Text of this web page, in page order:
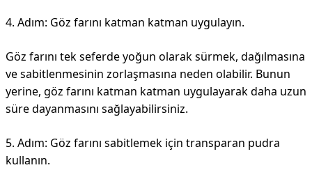
4. Adım: Göz farını katman katman uygulayın.
Göz farını tek seferde yoğun olarak sürmek, dağılmasına
ve sabitlenmesinin zorlaşmasına neden olabilir. Bunun
yerine, göz farını katman katman uygulayarak daha uzun
süre dayanmasını sağlayabilirsiniz.
5. Adım: Göz farını sabitlemek için transparan pudra
kullanın.